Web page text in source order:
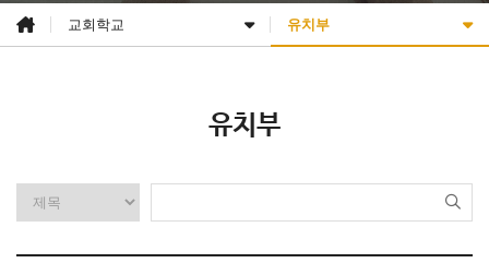
교회학교 유치부
유치부